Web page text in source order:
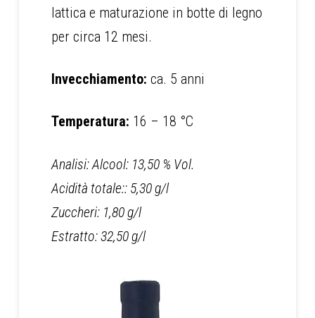
lattica e maturazione in botte di legno
per circa 12 mesi.
Invecchiamento: ca. 5 anni
Temperatura: 16 – 18 °C
Analisi: Alcool: 13,50 % Vol.
Acidità totale:: 5,30 g/l
Zuccheri: 1,80 g/l
Estratto: 32,50 g/l